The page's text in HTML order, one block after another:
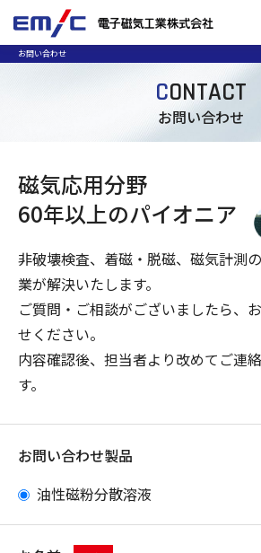
お問い合わせ
CONTACT
お問い合わせ
磁気応用分野
60年以上のパイオニア
非破壊検査、着磁・脱磁、磁気計測
業が解決いたします。
ご質問・ご相談がございましたら、
せください。
内容確認後、担当者より改めてご連
す。
お問い合わせ製品
油性磁粉分散溶液